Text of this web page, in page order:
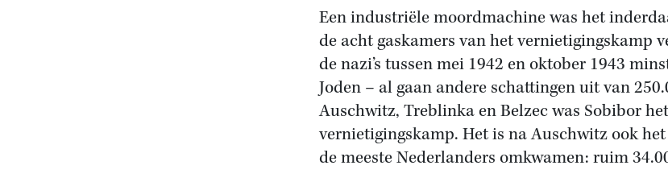
Een industriële moordmachine was het
de acht gaskamers van het vernietigingskamp
de nazi’s tussen mei 1942 en oktober 1943
Joden – al gaan andere schattingen uit van
Auschwitz, Treblinka en Belzec was Sobibor
vernietigingskamp. Het is na Auschwitz ook
de meeste Nederlanders omkwamen: ruim